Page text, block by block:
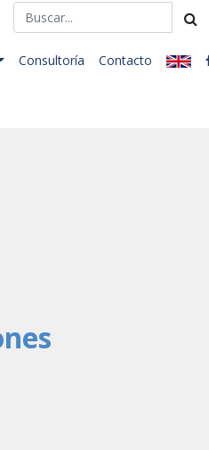
Consultoría Contacto